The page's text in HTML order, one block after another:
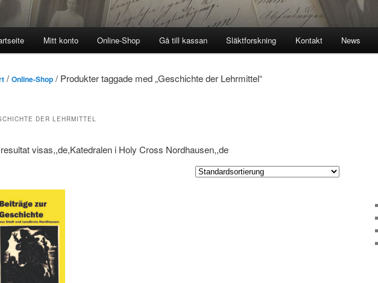
Mitt konto Online-Shop Gå till kassan Släktforskning Kontakt News
/ Online-Shop / Produkter taggade med „Geschichte der Lehrmittel“
DER LEHRMITTEL
visas,,de,Katedralen i Holy Cross Nordhausen,,de